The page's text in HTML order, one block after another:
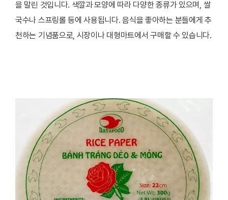
을 말린 것입니다. 색깔과 모양에 따라 다양한 종류가 있으며, 쌀
국수나 스프링롤 등에 사용됩니다. 음식을 좋아하는 분들에게 추
천하는 기념품으로, 시장이나 대형마트에서 구매할 수 있습니다.